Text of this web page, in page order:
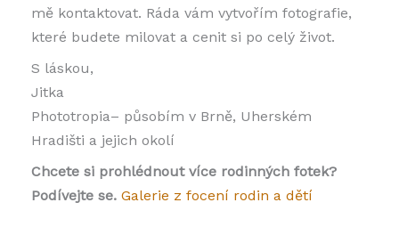
mě kontaktovat. Ráda vám vytvořím fotografie,
které budete milovat a cenit si po celý život.
S láskou,
Jitka
Phototropia– působím v Brně, Uherském
Hradišti a jejich okolí
Chcete si prohlédnout více rodinných fotek?
Podívejte se. Galerie z focení rodin a dětí